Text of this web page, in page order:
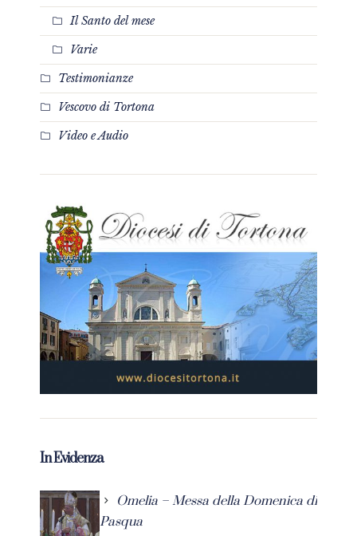
Il Santo del mese
Varie
Testimonianze
Vescovo di Tortona
Video e Audio
In Evidenza
Omelia – Messa della Domenica di
Pasqua